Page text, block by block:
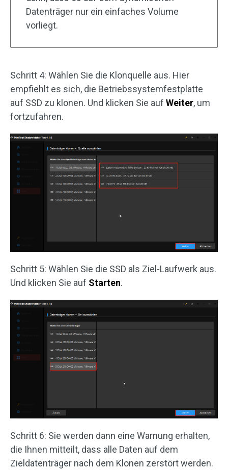
Datenträger nur ein einfaches Volume
vorliegt.
Schritt 4: Wählen Sie die Klonquelle aus. Hier
empfiehlt es sich, die Betriebssystemfestplatte
auf SSD zu klonen. Und klicken Sie auf Weiter, um
fortzufahren.
Schritt 5: Wählen Sie die SSD als Ziel-Laufwerk aus.
Und klicken Sie auf Starten.
Schritt 6: Sie werden dann eine Warnung erhalten,
die Ihnen mitteilt, dass alle Daten auf dem
Zieldatenträger nach dem Klonen zerstört werden.